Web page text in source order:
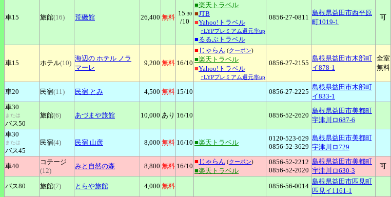
車15 旅館(16) 荒磯館 26,400 無料
15:30
/10
■楽天トラベル
■JTB
■Yahoo!トラベル
↑LYPプレミアム還元率up
■るるぶトラベル
0856-27-0811
島根県益田市西平原
町1019-1
可
車15 ホテル(10)
海辺の ホテル ノラ
マーレ
9,200 無料 16/10
■ じゃらん (クーポン)
■楽天トラベル
■Yahoo!トラベル
↑LYPプレミアム還元率up
0856-27-2155
島根県益田市木部町
イ878-1
全室
無料
車20 民宿(11) 民宿 とみ 4,500 無料 15/10 0856-27-2225
島根県益田市木部町
イ833-1
車30
または
バス50
旅館(6) あづまや旅館 10,000 あり 16/10 0856-52-2620
島根県益田市美都町
宇津川ロ687-6
車30
または
バス45
民宿(4) 民宿 山彦 8,000 無料 16/10 ■楽天トラベル
0120-523-629
0856-52-3629
島根県益田市美都町
宇津川ロ729
車40
コテージ
(12)
みと自然の森 8,800 無料 16/10
■ じゃらん (クーポン)
■楽天トラベル
0856-52-2212
0856-52-2020
島根県益田市美都町
宇津川ロ630-3
可
バス80 旅館(7) とらや旅館 4,000 無料 0856-56-0014
島根県益田市匹見町
匹見イ1161-1